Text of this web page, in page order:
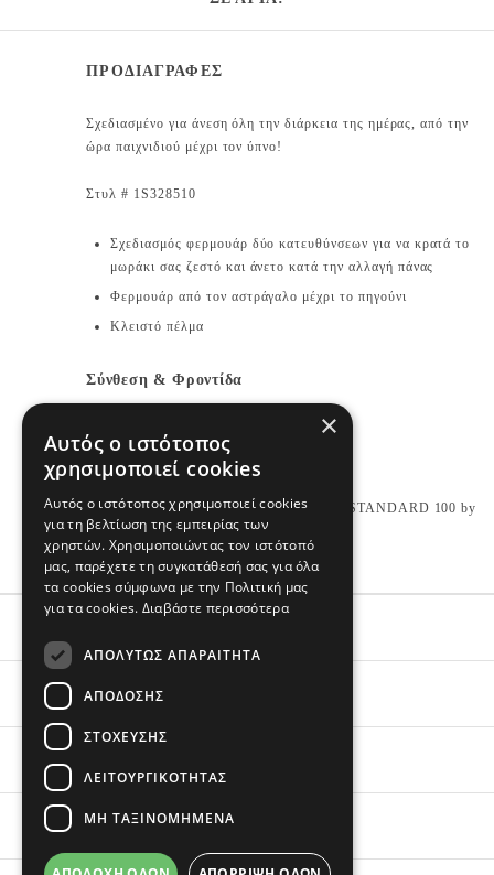
ΠΡΟΔΙΑΓΡΑΦΕΣ
Σχεδιασμένο για άνεση όλη την διάρκεια της ημέρας, από την
ώρα παιχνιδιού μέχρι τον ύπνο!
Στυλ # 1S328510
Σχεδιασμός φερμουάρ δύο κατευθύνσεων για να κρατά το
μωράκι σας ζεστό και άνετο κατά την αλλαγή πάνας
Φερμουάρ από τον αστράγαλο μέχρι το πηγούνι
Κλειστό πέλμα
Σύνθεση & Φροντίδα
Εισαγωγής
Πλένεται στο πλυντήριο
Made from certified Oeko-Tex fabric: STANDARD 100 by
OEKO-TEX®20.HUS.39362
ΟΙ ΑΓΟΡΕΣ ΣΟΥ
BRANDS
×
Αυτός ο ιστότοπος
χρησιμοποιεί cookies
Αυτός ο ιστότοπος χρησιμοποιεί cookies
για τη βελτίωση της εμπειρίας των
χρηστών. Χρησιμοποιώντας τον ιστότοπό
μας, παρέχετε τη συγκατάθεσή σας για όλα
τα cookies σύμφωνα με την Πολιτική μας
για τα cookies. Διαβάστε περισσότερα
ΑΠΟΛΎΤΩΣ ΑΠΑΡΑΊΤΗΤΑ
ΑΠΌΔΟΣΗΣ
ΣΤΌΧΕΥΣΗΣ
ΛΕΙΤΟΥΡΓΙΚΌΤΗΤΑΣ
ΜΗ ΤΑΞΙΝΟΜΗΜΈΝΑ